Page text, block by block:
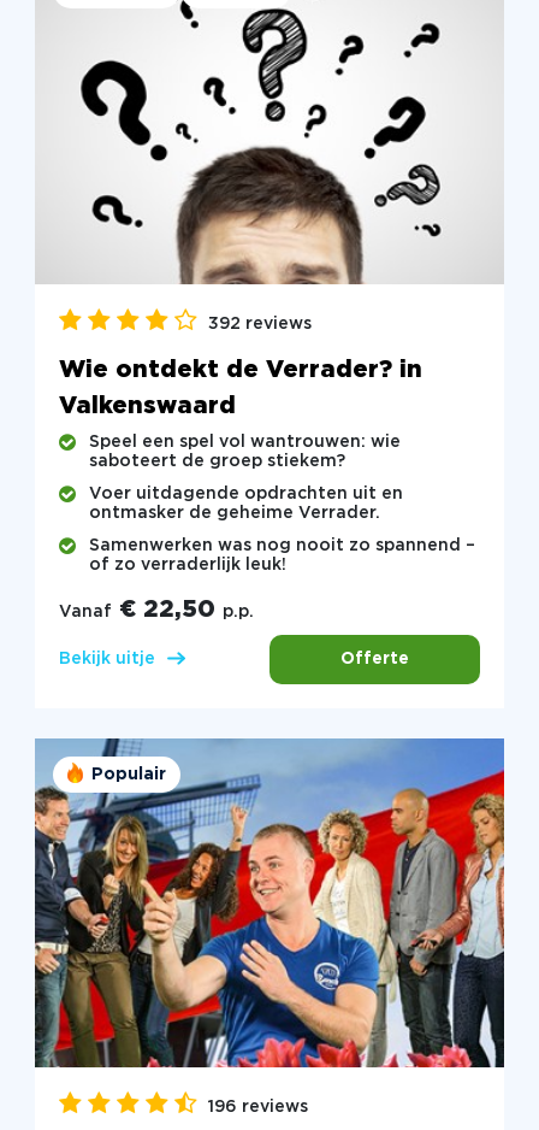
392 reviews
Wie ontdekt de Verrader? in
Valkenswaard
Speel een spel vol wantrouwen: wie
saboteert de groep stiekem?
Voer uitdagende opdrachten uit en
ontmasker de geheime Verrader.
Samenwerken was nog nooit zo spannend –
of zo verraderlijk leuk!
Vanaf € 22,50 p.p.
Bekijk uitje Offerte
Populair
196 reviews